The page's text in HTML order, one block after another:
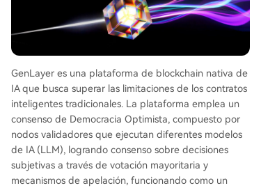
GenLayer es una plataforma de blockchain nativa de
IA que busca superar las limitaciones de los contratos
inteligentes tradicionales. La plataforma emplea un
consenso de Democracia Optimista, compuesto por
nodos validadores que ejecutan diferentes modelos
de IA (LLM), logrando consenso sobre decisiones
subjetivas a través de votación mayoritaria y
mecanismos de apelación, funcionando como un